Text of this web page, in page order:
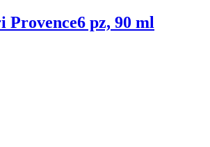
Provence6 pz, 90 ml